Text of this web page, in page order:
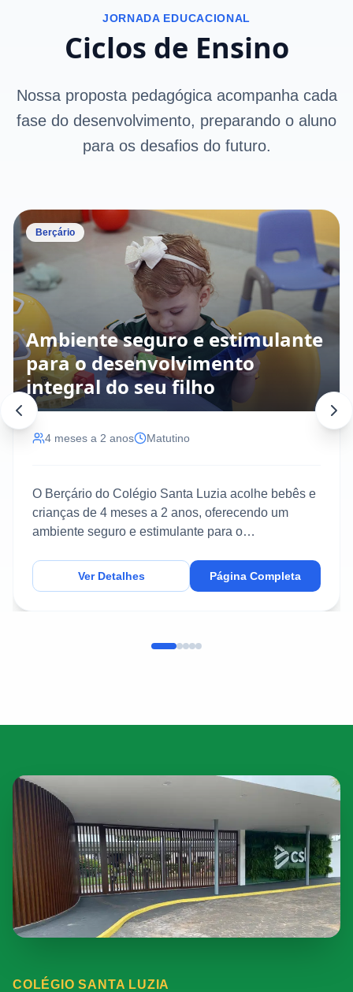
JORNADA EDUCACIONAL
Ciclos de Ensino
Nossa proposta pedagógica acompanha cada
fase do desenvolvimento, preparando o aluno
para os desafios do futuro.
Berçário
Ambiente seguro e estimulante
para o desenvolvimento
integral do seu filho
4 meses a 2 anos Matutino
O Berçário do Colégio Santa Luzia acolhe bebês e
crianças de 4 meses a 2 anos, oferecendo um
ambiente seguro e estimulante para o
Ver Detalhes Página Completa
COLÉGIO SANTA LUZIA